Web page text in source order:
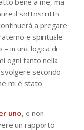
il sottoscritto
a pregare
e spirituale
in una logica di
ogni tanto nella
secondo
mi è stato
uno, e non
un rapporto